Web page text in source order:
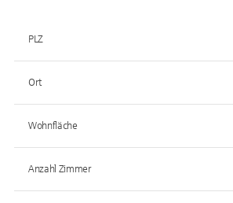
PLZ
Ort
Wohnfläche
Anzahl Zimmer